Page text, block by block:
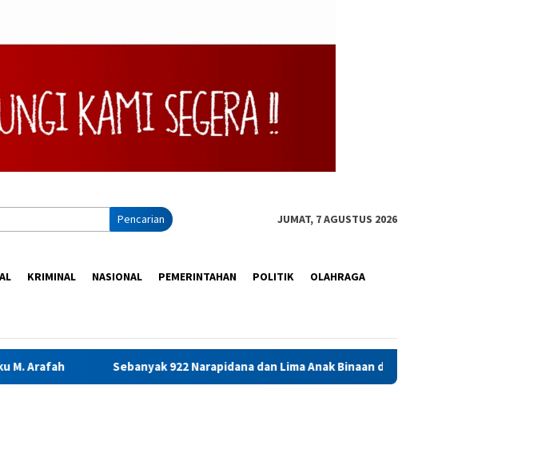
Pencarian JUMAT, 7 AGUSTUS 2026
KRIMINAL NASIONAL PEMERINTAHAN POLITIK OLAHRAGA
Sebanyak 922 Narapidana dan Lima Anak Binaan di Maluku Diusulkan Terima Remisi HUT RI